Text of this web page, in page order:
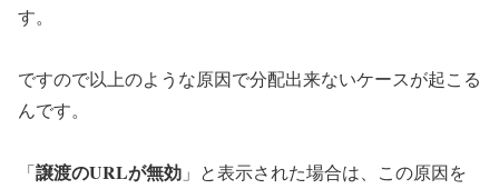
す。
ですので以上のような原因で分配出来ないケースが起こる
んです。
「譲渡のURLが無効 」と表示された場合は、この原因を